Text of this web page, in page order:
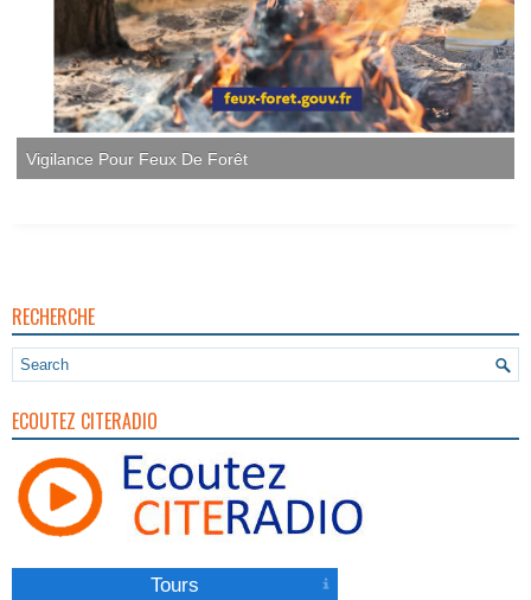
RECHERCHE
ECOUTEZ CITERADIO
Tours